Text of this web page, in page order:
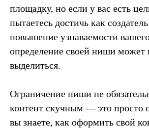
площадку, но если у вас есть
пытаетесь достичь как
повышение узнаваемости
определение своей ниши может
выделиться.
Ограничение ниши не
контент скучным — это просто
вы знаете, как оформить свой